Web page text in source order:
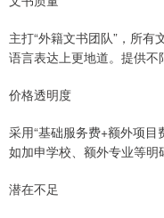
主打“外籍文书团队”，所
语言表达上更地道。提供不
价格透明度
采用“基础服务费+额外项
如加申学校、额外专业等明
潜在不足